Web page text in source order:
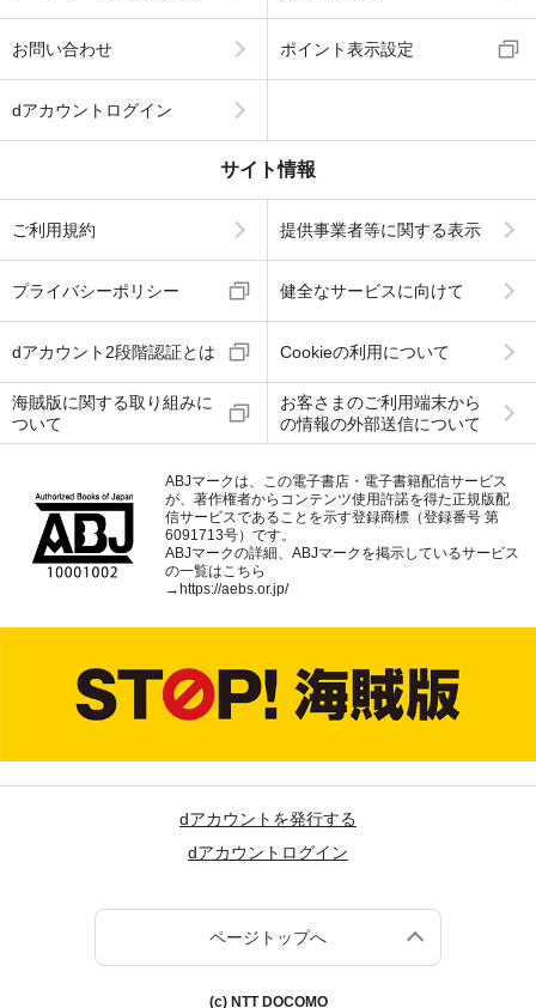
お問い合わせ ポイント表示設定
dアカウントログイン
サイト情報
ご利用規約 提供事業者等に関する表示
プライバシーポリシー 健全なサービスに向けて
dアカウント2段階認証とは Cookieの利用について
海賊版に関する取り組みに
ついて
お客さまのご利用端末から
の情報の外部送信について
ABJマークは、この電子書店・電子書籍配信サービス
が、著作権者からコンテンツ使用許諾を得た正規版配
信サービスであることを示す登録商標（登録番号 第
6091713号）です。
ABJマークの詳細、ABJマークを掲示しているサービス
の一覧はこちら
→https://aebs.or.jp/
dアカウントを発行する
dアカウントログイン
ページトップへ
(c) NTT DOCOMO